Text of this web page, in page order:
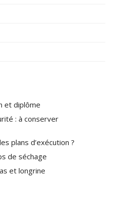
et diplôme
: à conserver
plans d’exécution ?
de séchage
et longrine